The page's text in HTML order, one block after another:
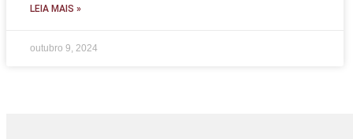
LEIA MAIS »
outubro 9, 2024